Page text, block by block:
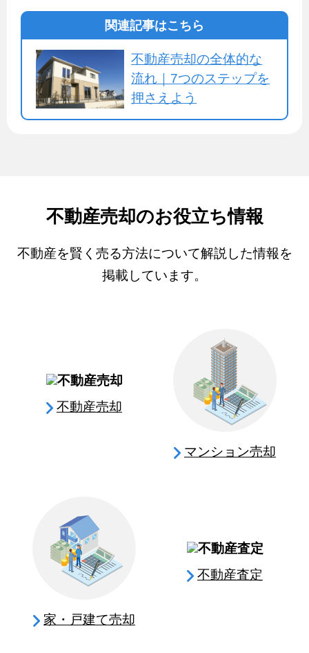
関連記事はこちら
不動産売却の全体的な
流れ｜7つのステップを
押さえよう
不動産売却のお役立ち情報
不動産を賢く売る方法について解説した情報を
掲載しています。
不動産売却
マンション売却
家・戸建て売却
不動産査定